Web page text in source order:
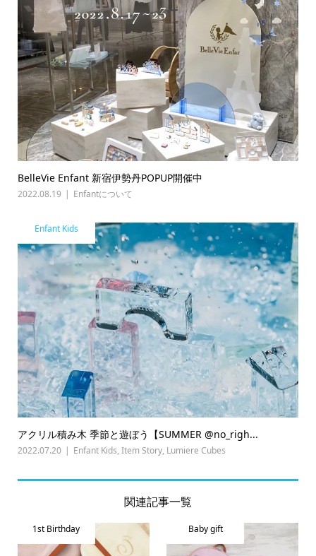
BelleVie Enfant 新宿伊勢丹POPUP開催中
2022.08.19 Enfantについて
Enfant Kids
アクリル積み木 季節と遊ぼう【SUMMER @no_righ...
2022.07.20 Enfant Kids, Item Story, Lumiere Cubes
関連記事一覧
1st Birthday Baby gift